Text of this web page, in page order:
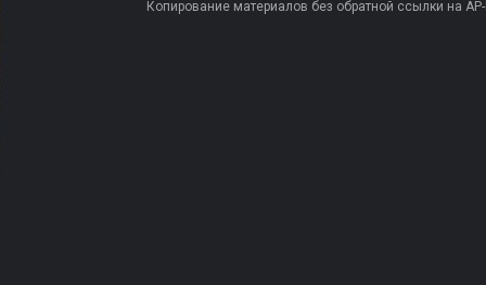
Копирование материалов без обратной ссылки на